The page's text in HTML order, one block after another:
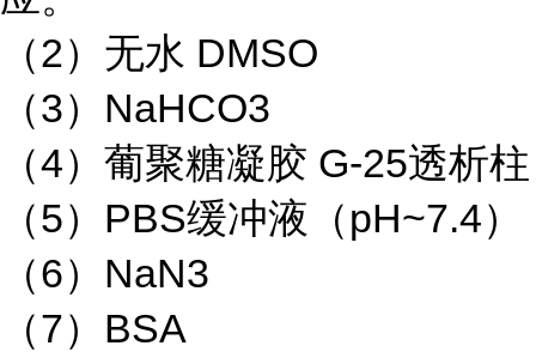
（2）无水 DMSO
（3）NaHCO3
（4）葡聚糖凝胶 G-25透析柱
（5）PBS缓冲液（pH~7.4）
（6）NaN3
（7）BSA